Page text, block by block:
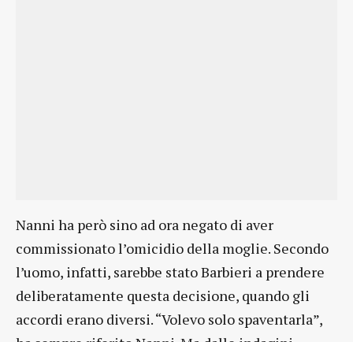
Nanni ha però sino ad ora negato di aver
commissionato l’omicidio della moglie. Secondo
l’uomo, infatti, sarebbe stato Barbieri a prendere
deliberatamente questa decisione, quando gli
accordi erano diversi. “Volevo solo spaventarla”,